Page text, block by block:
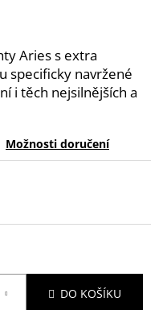
Aries s extra
specificky navržené
i těch nejsilnějších a
Možnosti doručení
DO KOŠÍKU